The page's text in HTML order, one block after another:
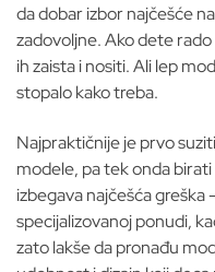
da dobar izbor najčešće
zadovoljne. Ako dete rado
ih zaista i nositi. Ali lep
stopalo kako treba.
Najpraktičnije je prvo
modele, pa tek onda
izbegava najčešća
specijalizovanoj ponudi,
zato lakše da pronađu